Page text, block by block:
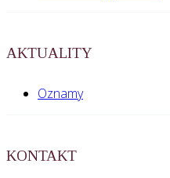
AKTUALITY
Oznamy
KONTAKT